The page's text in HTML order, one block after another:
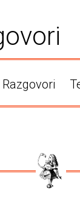
Razgovori